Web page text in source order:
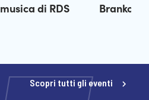
musica di RDS
Branko
Scopri tutti gli eventi